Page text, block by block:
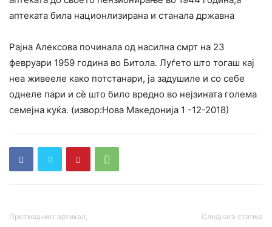
аптеката била национлизирана и станала државна
Рајна Алексова починала од насилна смрт на 23
февруари 1959 година во Битола. Луѓето што тогаш кај
неа живееле како потстанари, ја задушиле и со себе
однеле пари и сѐ што било вредно во нејзината голема
семејна куќа. (извор:Нова Македонија 1 -12-2018)
Претходниот артикал, Следната статија